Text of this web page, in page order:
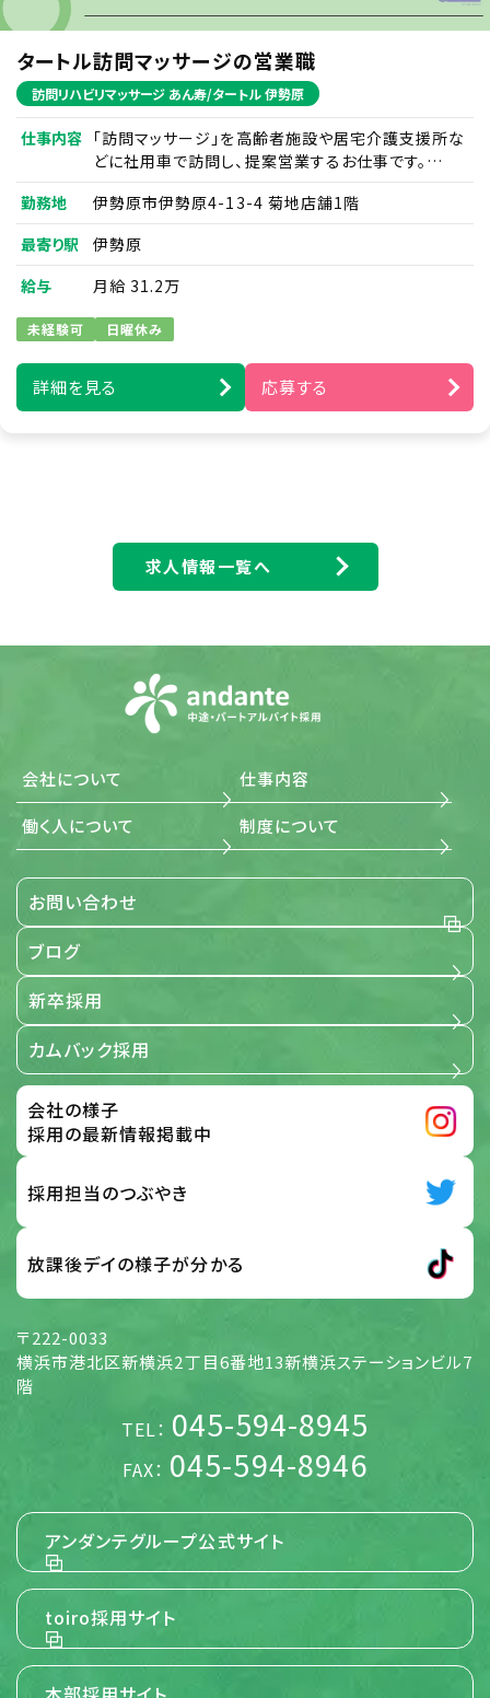
8. 認定個人情報保護団体
なし ※個人情報保護法で規定されている、個人情報に関す
る苦情処理や情報提供を行う第三者機関。 当社の商品・サ
ービスに関する問合せ先ではございません。
9. 連絡先
個人情報の開示等の請求および苦情のお申し出を除
く、本取扱要旨に関するご質問・お問い合わせは、下
記の方法にてご連絡ください。
本ページは日本法に基づくものとします。
〒222-0033 神奈川県横浜市港北区新横浜2-6-
13-7F
■商品：訪問マッサージ
タートル訪問マッサージの営業職
訪問リハビリマッサージ あん寿/タートル 伊勢原
仕事内容 「訪問マッサージ」を高齢者施設や居宅介護支援所な
どに社用車で訪問し、提案営業するお仕事です。
既存のやりとりがあるケアマネジャーさんとのやりと
りなども大事にし、時間をかけてお客様と信頼関係を
構築していっていただきます。
※営業や福祉業界の経験がない方でも大丈夫です。
研修やOJTもあるのでご安心ください。
※営業のみ。ご利用者様への施術を行なうことはあり
ません。／既存案件営業あり／個人宅への飛び込み
なし
日頃から付き合いのある事業所やケアマネージャー
とのやりとりも多く、何気ない話の中から新しい利用
者様を紹介して下さるケースもしばしばあります。
■商品：訪問マッサージ
保険適用で価格が安く、ご利用率も高めです。
勤務地
伊勢原市伊勢原4-13-4 菊地店舗1階
最寄り駅
伊勢原
給与
月給 31.2万
未経験可 日曜休み
詳細を見る 応募する
求人情報一覧へ
会社について 仕事内容
働く人について 制度について
お問い合わせ
ブログ
新卒採用
カムバック採用
会社の様子
採用の最新情報掲載中
採用担当のつぶやき
放課後デイの様子が分かる
〒222-0033
横浜市港北区新横浜2丁目6番地13新横浜ステーションビル7
階
TEL： 045-594-8945
FAX： 045-594-8946
アンダンテグループ公式サイト
toiro採用サイト